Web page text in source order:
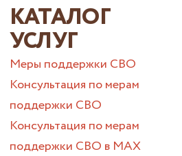
КАТАЛОГ
УСЛУГ
Меры поддержки СВО
Консультация по мерам
поддержки СВО
Консультация по мерам
поддержки СВО в МАХ